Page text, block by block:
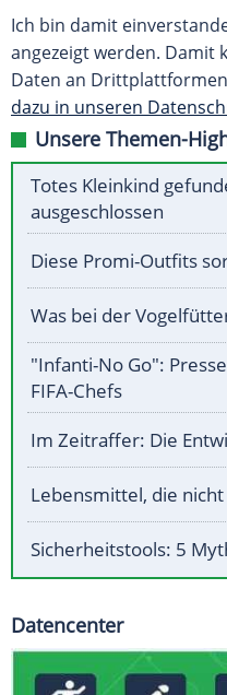
Ich bin damit
angezeigt werden. Damit
Daten an
dazu in unseren
Unsere Themen-
Totes Kleinkind
ausgeschlossen
Diese Promi-Outfits
Was bei der
"Infanti-No Go":
FIFA-Chefs
Im Zeitraffer: Die
Lebensmittel, die
Sicherheitstools: 5
Datencenter